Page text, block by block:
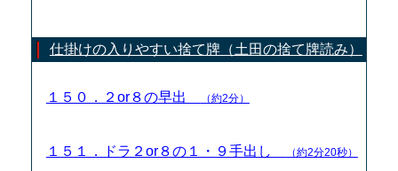
仕掛けの入りやすい捨て牌（土田の捨て牌読み）
１５０．２or８の早出 （約2分）
１５１．ドラ２or８の１・９手出し （約2分20秒）